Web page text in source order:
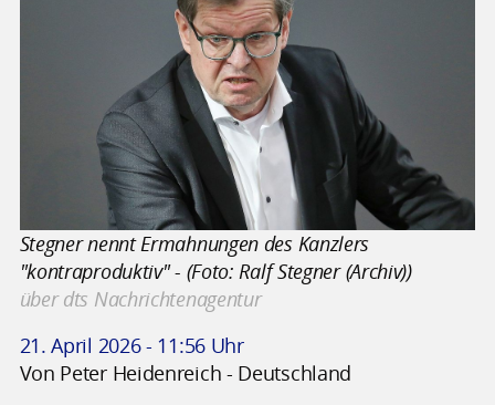
Stegner nennt Ermahnungen des Kanzlers
"kontraproduktiv" - (Foto: Ralf Stegner (Archiv))
über dts Nachrichtenagentur
21. April 2026 - 11:56 Uhr
Von Peter Heidenreich - Deutschland